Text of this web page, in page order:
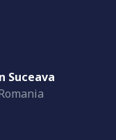
Suceava